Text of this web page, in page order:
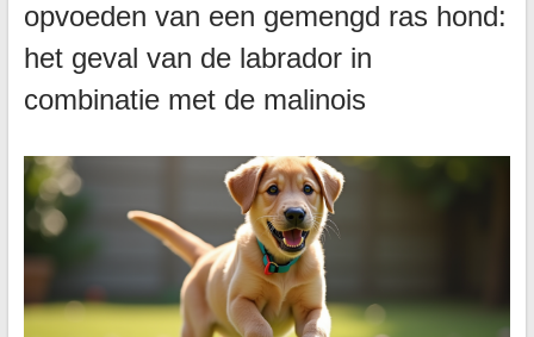
opvoeden van een gemengd ras hond:
het geval van de labrador in
combinatie met de malinois